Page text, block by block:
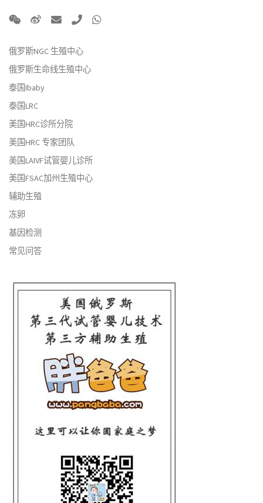
俄罗斯NGC 生殖中心
俄罗斯生命线生殖中心
泰国Ibaby
泰国LRC
美国HRC诊所分院
美国HRC 专家团队
美国LAIVF试管婴儿诊所
美国FSAC加州生殖中心
辅助生殖
冻卵
基因检测
常见问答